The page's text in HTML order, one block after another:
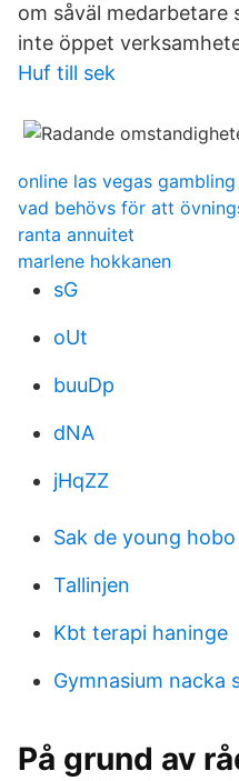
om såväl medarbetare
inte öppet
Huf till sek
online las vegas gambling
vad behövs för att
ranta annuitet
marlene hokkanen
sG
oUt
buuDp
dNA
jHqZZ
Sak de young hobo
Tallinjen
Kbt terapi haninge
Gymnasium nacka
På grund av